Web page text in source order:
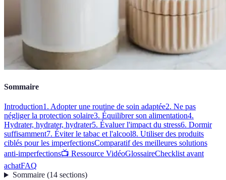
Sommaire
Introduction1. Adopter une routine de soin adaptée2. Ne pas
négliger la protection solaire3. Équilibrer son alimentation4.
Hydrater, hydrater, hydrater5. Évaluer l'impact du stress6. Dormir
suffisamment7. Éviter le tabac et l'alcool8. Utiliser des produits
ciblés pour les imperfectionsComparatif des meilleures solutions
anti-imperfections📺 Ressource VidéoGlossaireChecklist avant
achatFAQ
Sommaire(14 sections)